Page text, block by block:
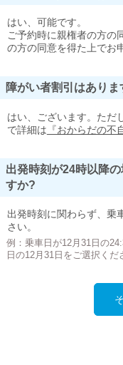
はい、可能です。
ご予約時に親権者の方の
の方の同意を得た上でお
障がい者割引はありま
はい、ございます。ただ
で詳細は 『おからだの不
出発時刻が24時以降
すか?
出発時刻に関わらず、乗
さい。
例：乗車日が12月31日の
日の12月31日をご選択くだ